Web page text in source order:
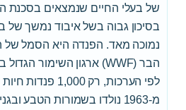
של בעלי החיים שנמצאים בסכנת
בסיכון גבוה בשל איבוד נמשך של
נמוכה מאד. הפנדה היא הסמל של
הבר (WWF) ארגון השימור הגדול ביותר
לפי הערכות, רק